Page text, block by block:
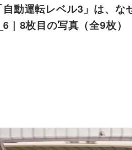
動運転レベル3」は、な
| 8枚目の写真（全9枚）